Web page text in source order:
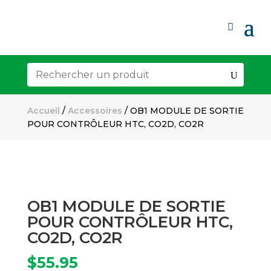
Accueil / Accessoires / OB1 MODULE DE SORTIE
POUR CONTRÔLEUR HTC, CO2D, CO2R
OB1 MODULE DE SORTIE
POUR CONTRÔLEUR HTC,
CO2D, CO2R
$55.95